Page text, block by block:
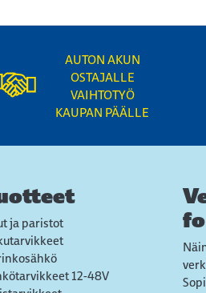
AUTON AKUN
OSTAJALLE
VAIHTOTYÖ
KAUPAN PÄÄLLE
ja paristot
12-48V
fo